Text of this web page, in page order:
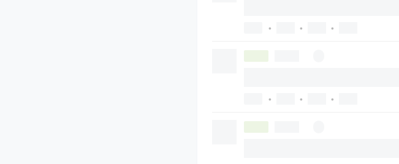
• • •
• • •